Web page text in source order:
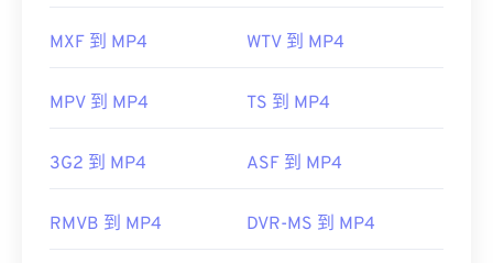
MXF 到 MP4 WTV 到 MP4
MPV 到 MP4 TS 到 MP4
3G2 到 MP4 ASF 到 MP4
RMVB 到 MP4 DVR-MS 到 MP4